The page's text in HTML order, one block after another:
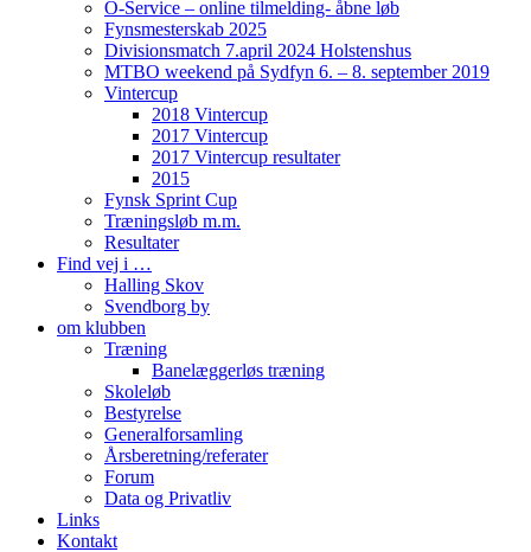
O-Service – online tilmelding- åbne løb
Fynsmesterskab 2025
Divisionsmatch 7.april 2024 Holstenshus
MTBO weekend på Sydfyn 6. – 8. september 2019
Vintercup
2018 Vintercup
2017 Vintercup
2017 Vintercup resultater
2015
Fynsk Sprint Cup
Træningsløb m.m.
Resultater
Find vej i …
Halling Skov
Svendborg by
om klubben
Træning
Banelæggerløs træning
Skoleløb
Bestyrelse
Generalforsamling
Årsberetning/referater
Forum
Data og Privatliv
Links
Kontakt